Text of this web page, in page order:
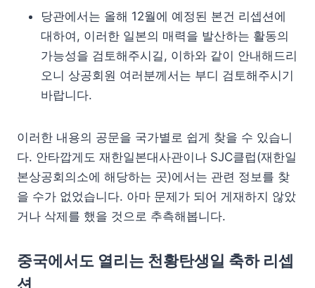
당관에서는 올해 12월에 예정된 본건 리셉션에
대하여, 이러한 일본의 매력을 발산하는 활동의
가능성을 검토해주시길, 이하와 같이 안내해드리
오니 상공회원 여러분께서는 부디 검토해주시기
바랍니다.
이러한 내용의 공문을 국가별로 쉽게 찾을 수 있습니
다. 안타깝게도 재한일본대사관이나 SJC클럽(재한일
본상공회의소에 해당하는 곳)에서는 관련 정보를 찾
을 수가 없었습니다. 아마 문제가 되어 게재하지 않았
거나 삭제를 했을 것으로 추측해봅니다.
중국에서도 열리는 천황탄생일 축하 리셉
션